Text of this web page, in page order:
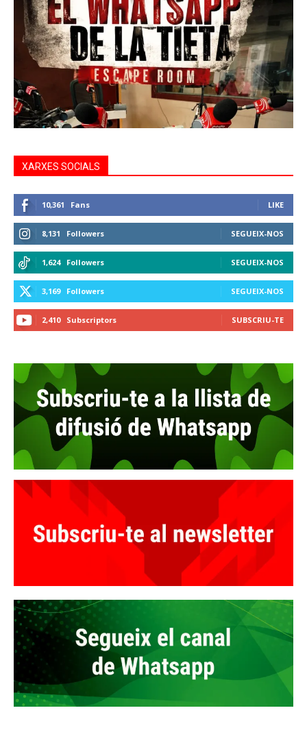
XARXES SOCIALS
10,361 Fans LIKE
8,131 Followers SEGUEIX-NOS
1,624 Followers SEGUEIX-NOS
3,169 Followers SEGUEIX-NOS
2,410 Subscriptors SUBSCRIU-TE